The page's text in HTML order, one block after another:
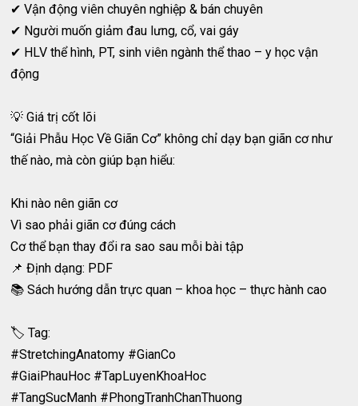
✔ Vận động viên chuyên nghiệp & bán chuyên
✔ Người muốn giảm đau lưng, cổ, vai gáy
✔ HLV thể hình, PT, sinh viên ngành thể thao – y học vận
động
💡 Giá trị cốt lõi
“Giải Phẫu Học Về Giãn Cơ” không chỉ dạy bạn giãn cơ như
thế nào, mà còn giúp bạn hiểu:
Khi nào nên giãn cơ
Vì sao phải giãn cơ đúng cách
Cơ thể bạn thay đổi ra sao sau mỗi bài tập
📌 Định dạng: PDF
📚 Sách hướng dẫn trực quan – khoa học – thực hành cao
🏷️ Tag:
#StretchingAnatomy #GianCo
#GiaiPhauHoc #TapLuyenKhoaHoc
#TangSucManh #PhongTranhChanThuong